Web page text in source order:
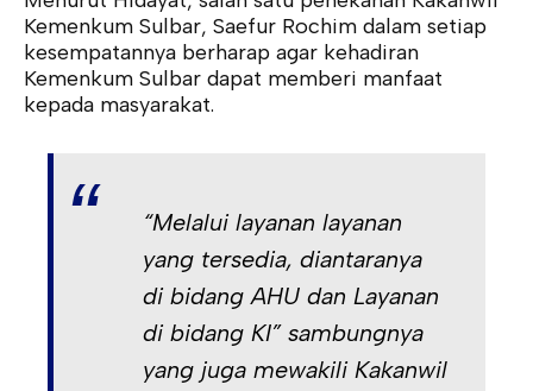
Kemenkum Sulbar, Saefur Rochim dalam setiap
kesempatannya berharap agar kehadiran
Kemenkum Sulbar dapat memberi manfaat
kepada masyarakat.
“Melalui layanan layanan
yang tersedia, diantaranya
di bidang AHU dan Layanan
di bidang KI” sambungnya
yang juga mewakili Kakanwil